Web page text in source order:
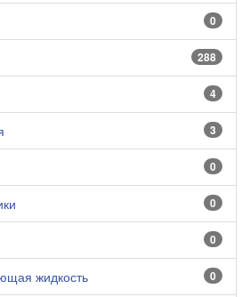
0
288
4
3
0
0
0
0
жидкость